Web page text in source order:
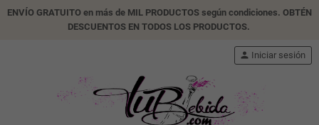
ENVÍO GRATUITO en más de MIL PRODUCTOS según condiciones. OBTÉN
DESCUENTOS EN TODOS LOS PRODUCTOS.
person Iniciar sesión